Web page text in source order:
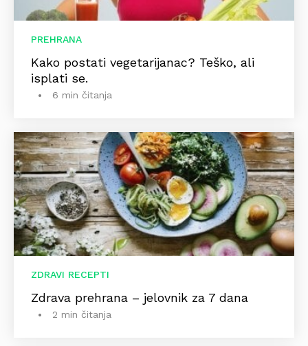
PREHRANA
Kako postati vegetarijanac? Teško, ali
isplati se.
6 min čitanja
ZDRAVI RECEPTI
Zdrava prehrana – jelovnik za 7 dana
2 min čitanja